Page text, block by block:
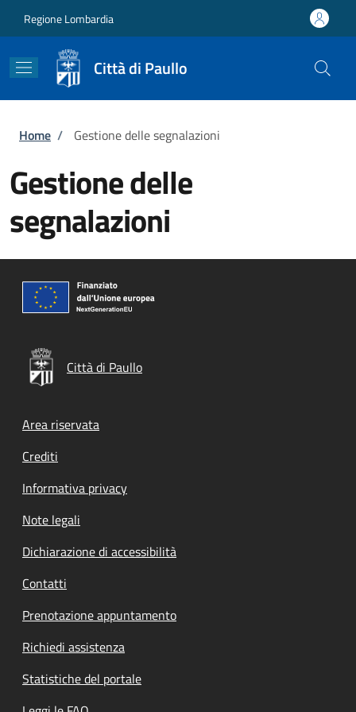
Regione Lombardia
Città di Paullo
Briciole di pane
Home / Gestione delle segnalazioni
Gestione delle
segnalazioni
Città di Paullo
Footer menu
Area riservata
Crediti
Informativa privacy
Note legali
Dichiarazione di accessibilità
Contatti
Prenotazione appuntamento
Richiedi assistenza
Statistiche del portale